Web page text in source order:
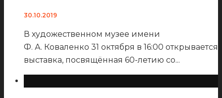
30.10.2019
В художественном музее имени
Ф. А. Коваленко 31 октября в 16:00 открывается
выставка, посвящённая 60-летию со...